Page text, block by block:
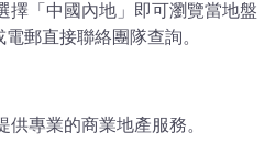
擇「中國內地」即可瀏覽當地盤
郵直接聯絡團隊查詢。
專業的商業地產服務。